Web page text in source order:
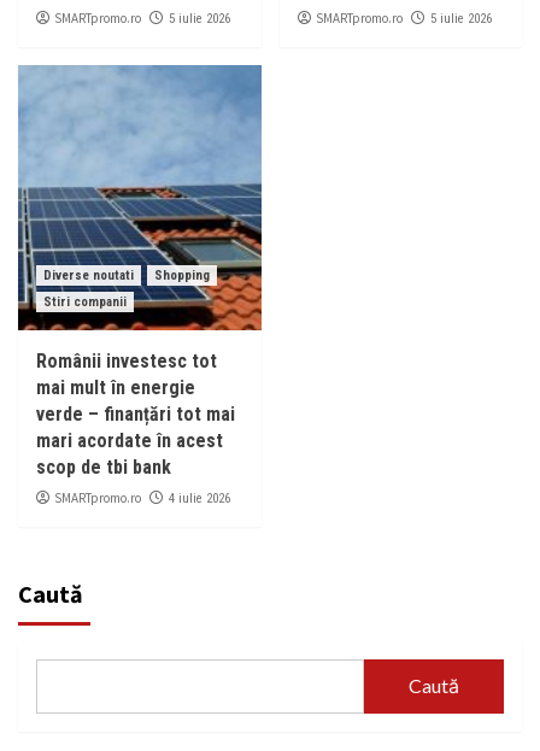
SMARTpromo.ro 5 iulie 2026 SMARTpromo.ro 5 iulie 2026
Diverse noutati
Shopping
Stiri companii
Românii investesc tot
mai mult în energie
verde – finanțări tot mai
mari acordate în acest
scop de tbi bank
SMARTpromo.ro 4 iulie 2026
Caută
Caută